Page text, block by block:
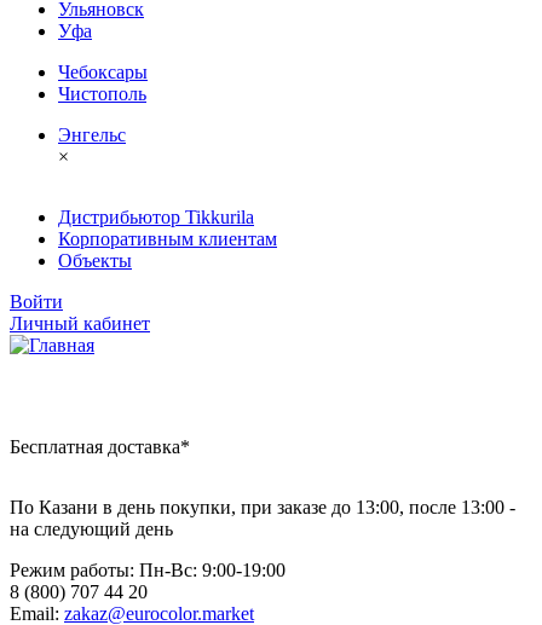
Ульяновск
Уфа
Чебоксары
Чистополь
Энгельс
×
Дистрибьютор Tikkurila
Корпоративным клиентам
Объекты
Войти
Личный кабинет
Бесплатная доставка*
По Казани в день покупки, при заказе до 13:00, после 13:00 -
на следующий день
Режим работы: Пн-Вc: 9:00-19:00
8 (800) 707 44 20
Email: zakaz@eurocolor.market